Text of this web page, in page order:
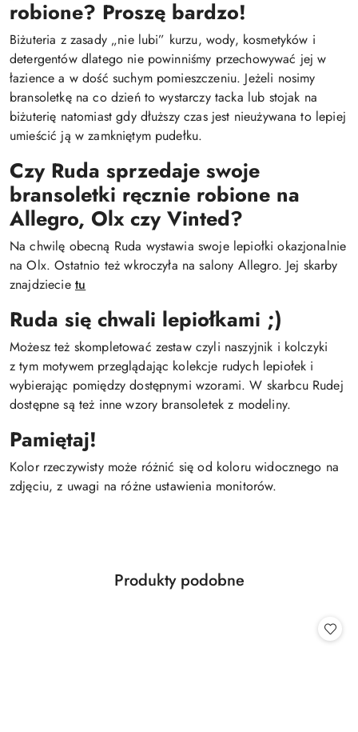
robione? Proszę bardzo!
Biżuteria z zasady „nie lubi” kurzu, wody, kosmetyków i
detergentów dlatego nie powinniśmy przechowywać jej w
łazience a w dość suchym pomieszczeniu. Jeżeli nosimy
bransoletkę na co dzień to wystarczy tacka lub stojak na
biżuterię natomiast gdy dłuższy czas jest nieużywana to lepiej
umieścić ją w zamkniętym pudełku.
Czy Ruda sprzedaje swoje
bransoletki ręcznie robione na
Allegro, Olx czy Vinted?
Na chwilę obecną Ruda wystawia swoje lepiołki okazjonalnie
na Olx. Ostatnio też wkroczyła na salony Allegro. Jej skarby
znajdziecie tu
Ruda się chwali lepiołkami ;)
Możesz też skompletować zestaw czyli naszyjnik i kolczyki
z tym motywem przeglądając kolekcje rudych lepiołek i
wybierając pomiędzy dostępnymi wzorami. W skarbcu Rudej
dostępne są też inne wzory bransoletek z modeliny.
Pamiętaj!
Kolor rzeczywisty może różnić się od koloru widocznego na
zdjęciu, z uwagi na różne ustawienia monitorów.
Pomiń karuzelę produktów
Produkty
Produkty podobne